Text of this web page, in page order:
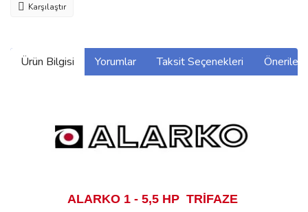
Karşılaştır
Ürün Bilgisi Yorumlar Taksit Seçenekleri
ALARKO 1 - 5,5 HP TRİFAZE